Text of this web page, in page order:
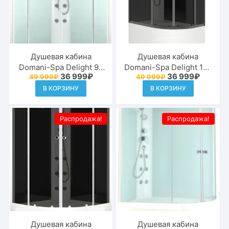
Душевая кабина
Domani-Spa Delight 99
90×90 сатин
матированное стекло /
белые стенки с
крышей и
гидромассажем
49 999₽ Первоначальная
цена
составляла
49
999₽.
36 999₽Текущая
В КОРЗИНУ
Душевая кабина
Domani-Spa Delight 128
high L 120×80
тонированное стекло /
черные стенки с
крышей
49 999₽ Первоначальная
цена
составляла
49
999₽.
36 999₽
В КОРЗИНУ
Распродажа!
Душевая кабина
Распродажа!
Душевая кабина